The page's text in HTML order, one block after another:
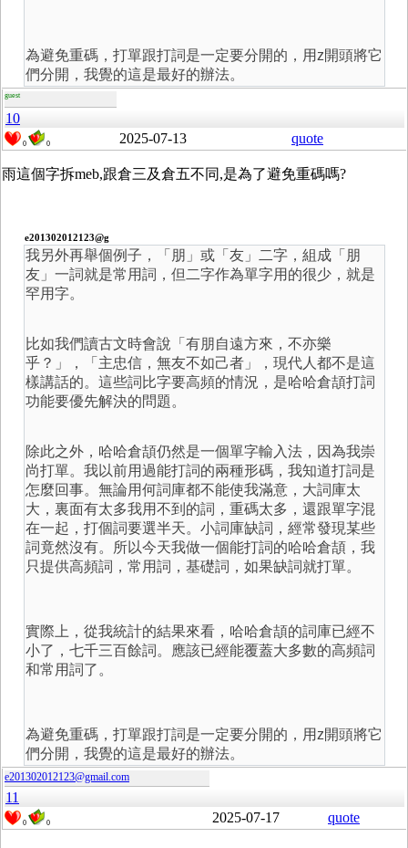
為避免重碼，打單跟打詞是一定要分開的，用z開頭將它
們分開，我覺的這是最好的辦法。
guest
10
0 0 2025-07-13 quote
雨這個字拆meb,跟倉三及倉五不同,是為了避免重碼嗎?
e201302012123@g
我另外再舉個例子，「朋」或「友」二字，組成「朋
友」一詞就是常用詞，但二字作為單字用的很少，就是
罕用字。
比如我們讀古文時會說「有朋自遠方來，不亦樂
乎？」，「主忠信，無友不如己者」，現代人都不是這
樣講話的。這些詞比字要高頻的情況，是哈哈倉頡打詞
功能要優先解決的問題。
除此之外，哈哈倉頡仍然是一個單字輸入法，因為我崇
尚打單。我以前用過能打詞的兩種形碼，我知道打詞是
怎麼回事。無論用何詞庫都不能使我滿意，大詞庫太
大，裏面有太多我用不到的詞，重碼太多，還跟單字混
在一起，打個詞要選半天。小詞庫缺詞，經常發現某些
詞竟然沒有。所以今天我做一個能打詞的哈哈倉頡，我
只提供高頻詞，常用詞，基礎詞，如果缺詞就打單。
實際上，從我統計的結果來看，哈哈倉頡的詞庫已經不
小了，七千三百餘詞。應該已經能覆蓋大多數的高頻詞
和常用詞了。
為避免重碼，打單跟打詞是一定要分開的，用z開頭將它
們分開，我覺的這是最好的辦法。
e201302012123@gmail.com
11
0 0 2025-07-17 quote